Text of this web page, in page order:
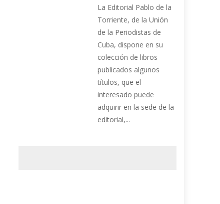
La Editorial Pablo de la
Torriente, de la Unión
de la Periodistas de
Cuba, dispone en su
colección de libros
publicados algunos
títulos, que el
interesado puede
adquirir en la sede de la
editorial,...